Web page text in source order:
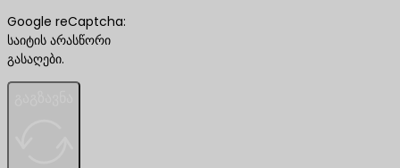
Google reCaptcha:
საიტის არასწორი
გასაღები.